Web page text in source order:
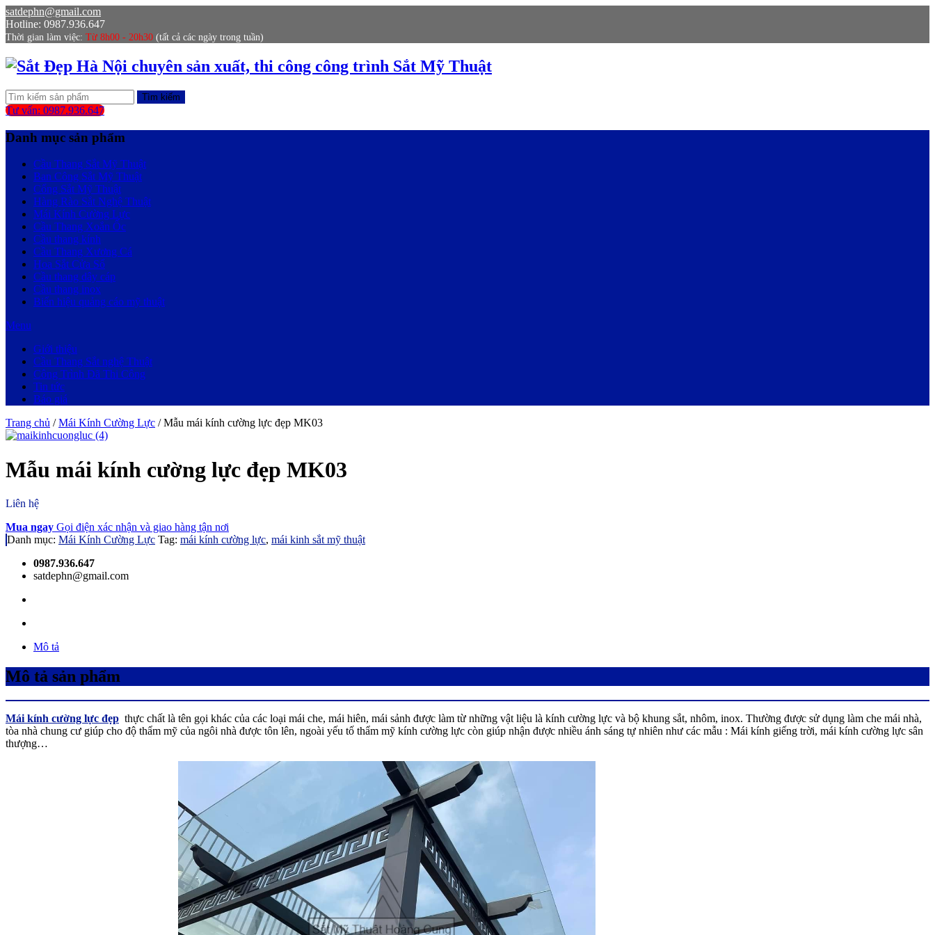
satdephn@gmail.com
Hotline: 0987.936.647
Thời gian làm việc: Từ 8h00 - 20h30 (tất cả các ngày trong tuần)
Tìm kiếm
Tư vấn: 0987.936.647
Danh mục sản phẩm
Cầu Thang Sắt Mỹ Thuật
Ban Công Sắt Mỹ Thuật
Cổng Sắt Mỹ Thuật
Hàng Rào Sắt Nghệ Thuật
Mái Kính Cường Lực
Cầu Thang Xoắn Ốc
Cầu thang kính
Cầu Thang Xương Cá
Hoa Sắt Cửa Sổ
Cầu thang dây cáp
Cầu thang inox
Biển hiệu quảng cáo mỹ thuật
Menu
Giới thiệu
Cầu Thang Sắt nghệ Thuật
Công Trình Đã Thi Công
Tin tức
Báo giá
Trang chủ /Mái Kính Cường Lực / Mẫu mái kính cường lực đẹp MK03
Mẫu mái kính cường lực đẹp MK03
Liên hệ
Mua ngay Gọi điện xác nhận và giao hàng tận nơi
Danh mục: Mái Kính Cường Lực Tag: mái kính cường lực, mái kinh sắt mỹ thuật
0987.936.647
satdephn@gmail.com
Mô tả
Mô tả sản phẩm
Mái kính cường lực đẹp thực chất là tên gọi khác của các loại mái che, mái hiên, mái sảnh được làm từ những vật liệu là kính cường lực và bộ khung sắt, nhôm, inox. Thường được sử dụng làm che mái nhà,
tòa nhà chung cư giúp cho độ thẩm mỹ của ngôi nhà được tôn lên, ngoài yếu tố thẩm mỹ kính cường lực còn giúp nhận được nhiều ánh sáng tự nhiên như các mẫu : Mái kính giếng trời, mái kính cường lực sân
thượng…